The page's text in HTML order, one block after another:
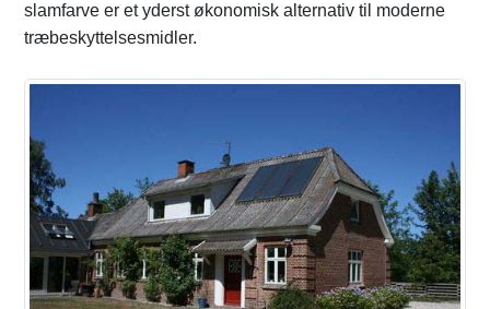
slamfarve er et yderst økonomisk alternativ til moderne
træbeskyttelsesmidler.